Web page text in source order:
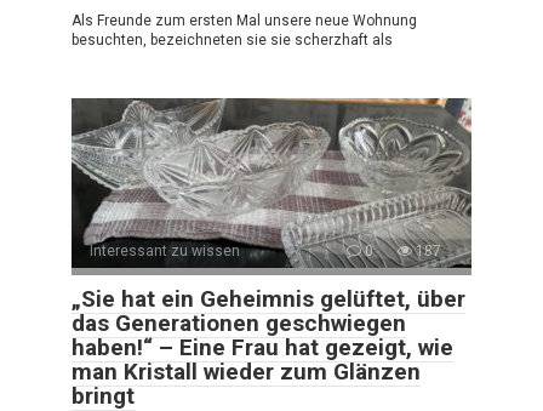
Als Freunde zum ersten Mal unsere neue Wohnung
besuchten, bezeichneten sie sie scherzhaft als
Interessant zu wissen 0 187
„Sie hat ein Geheimnis gelüftet, über
das Generationen geschwiegen
haben!“ – Eine Frau hat gezeigt, wie
man Kristall wieder zum Glänzen
bringt